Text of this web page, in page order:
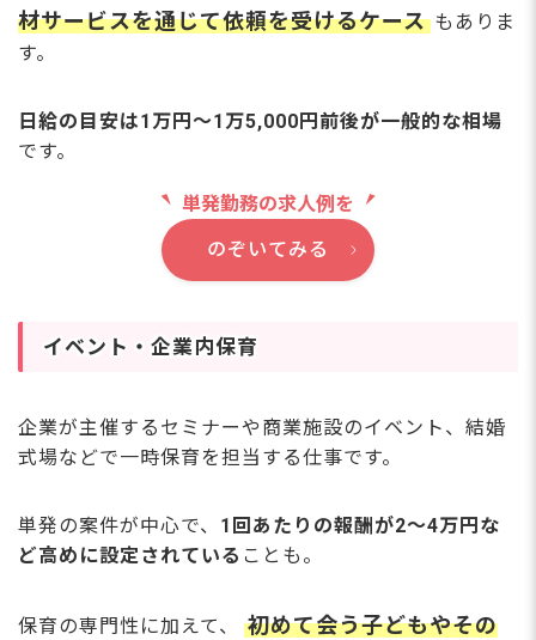
材サービスを通じて依頼を受けるケース もありま
す。
日給の目安は1万円〜1万5,000円前後が一般的な相場
です。
単発勤務の求人例を
のぞいてみる
イベント・企業内保育
企業が主催するセミナーや商業施設のイベント、結婚
式場などで一時保育を担当する仕事です。
単発の案件が中心で、 1回あたりの報酬が2〜4万円な
ど高めに設定されている ことも。
保育の専門性に加えて、
初めて会う子どもやその